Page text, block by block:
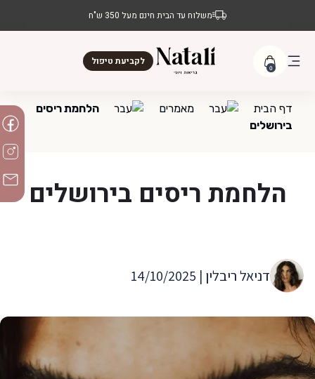
משלוח עד הבית חינם מעל 350 ש"ח
0
לקביעת טיפול
דף הבית מאמרים
הלחמת ריסים
בירושלים
הלחמת ריסים בירושלים
דניאל ריבלין | 14/10/2025